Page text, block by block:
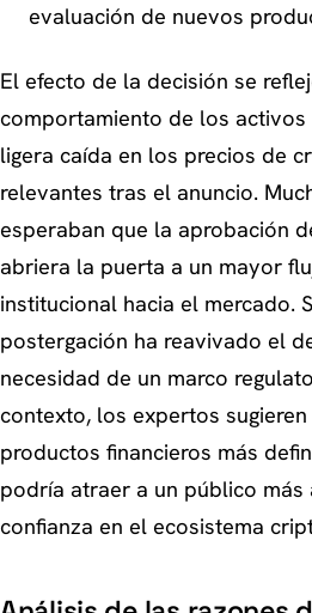
evaluación de nuevos
El efecto de la decisión se
comportamiento de los activos
ligera caída en los precios de
relevantes tras el anuncio.
esperaban que la aprobación
abriera la puerta a un mayor
institucional hacia el mercado.
postergación ha reavivado el
necesidad de un marco
contexto, los expertos
productos financieros más
podría atraer a un público
confianza en el ecosistema